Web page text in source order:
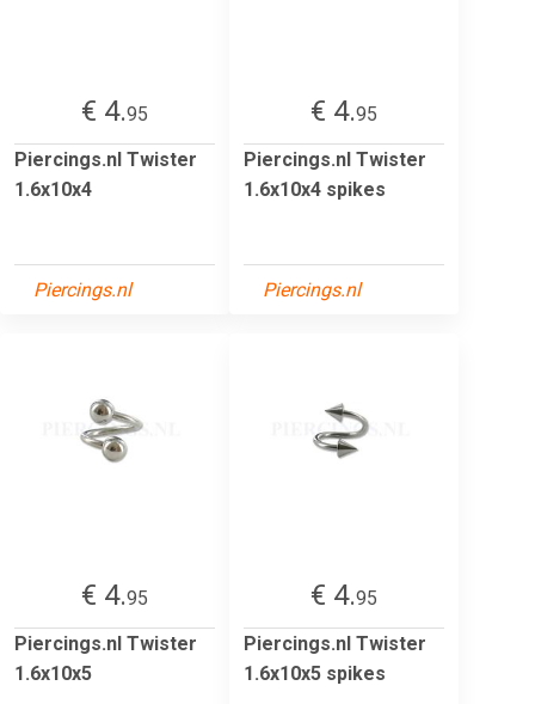
€ 4.95
Piercings.nl Twister
1.6x10x4
Piercings.nl
€ 4.95
Piercings.nl Twister
1.6x10x4 spikes
Piercings.nl
€ 4.95
Piercings.nl Twister
1.6x10x5
€ 4.95
Piercings.nl Twister
1.6x10x5 spikes